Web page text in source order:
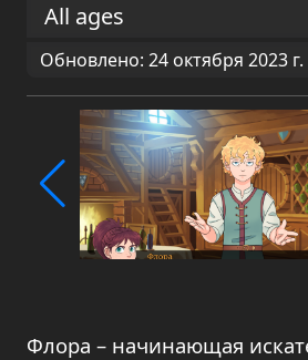
All ages
Обновлено: 24 октября 2023 г.
Флора – начинающая